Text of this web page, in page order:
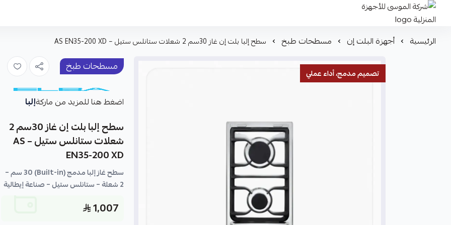
شركة الموسى للأجهزة المنزلية
الرئيسية أجهزة البلت إن مسطحات طبخ سطح إلبا بلت إن غاز 30سم 2 شعلات ستانلس ستيل – AS EN35-200 XD
تصميم مدمج، أداء عملي مسطحات طبخ
اضغط هنا للمزيد من ماركةإلبا
سطح إلبا بلت إن غاز 30سم 2
شعلات ستانلس ستيل – AS
EN35-200 XD
سطح غاز إلبا مدمج (Built-in) 30 سم –
2 شعلة – ستانلس ستيل – صناعة إيطالية
1,007